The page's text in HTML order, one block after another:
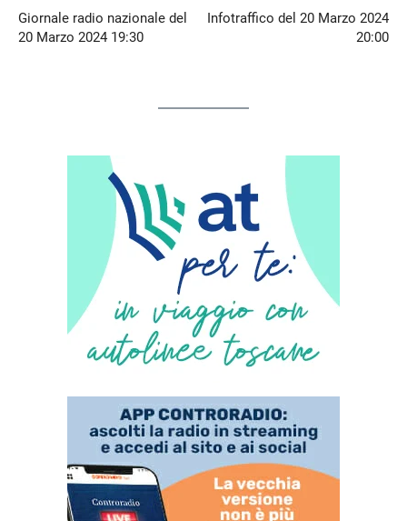
Giornale radio nazionale del
20 Marzo 2024 19:30
Infotraffico del 20 Marzo 2024
20:00